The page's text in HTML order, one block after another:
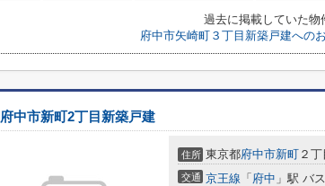
過去に掲載していた物
府中市矢崎町３丁目新築戸建への
府中市新町2丁目新築戸建
住所 東京都府中市新町 ２
交通 京王線 「 府中 」駅 バ